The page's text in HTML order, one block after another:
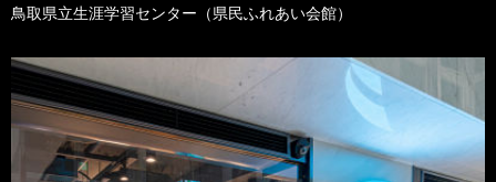
鳥取県立生涯学習センター（県民ふれあい会館）